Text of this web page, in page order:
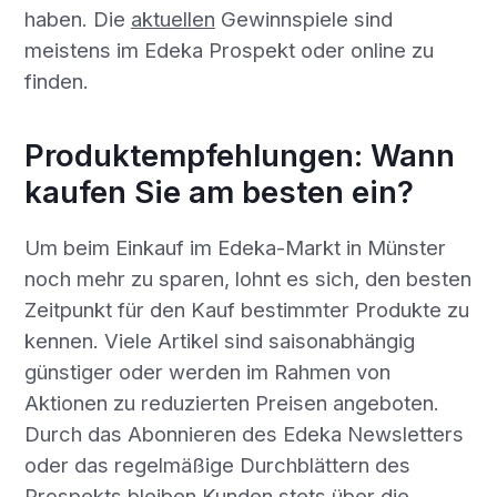
haben. Die aktuellen Gewinnspiele sind
meistens im Edeka Prospekt oder online zu
finden.
Produktempfehlungen: Wann
kaufen Sie am besten ein?
Um beim Einkauf im Edeka-Markt in Münster
noch mehr zu sparen, lohnt es sich, den besten
Zeitpunkt für den Kauf bestimmter Produkte zu
kennen. Viele Artikel sind saisonabhängig
günstiger oder werden im Rahmen von
Aktionen zu reduzierten Preisen angeboten.
Durch das Abonnieren des Edeka Newsletters
oder das regelmäßige Durchblättern des